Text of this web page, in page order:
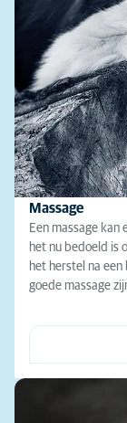
Massage
Een massage kan
het nu bedoeld is
het herstel na
goede massage